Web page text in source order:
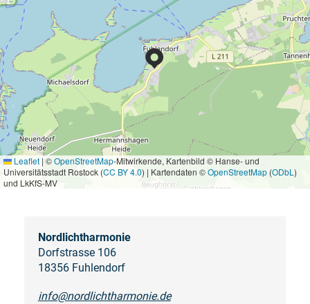
Leaflet | ©OpenStreetMap-Mitwirkende, Kartenbild © Hanse- und
Universitätsstadt Rostock (CC BY 4.0) | Kartendaten ©OpenStreetMap (ODbL )
und LkKfS-MV
Nordlichtharmonie
Dorfstrasse 106
18356 Fuhlendorf
info@nordlichtharmonie.de